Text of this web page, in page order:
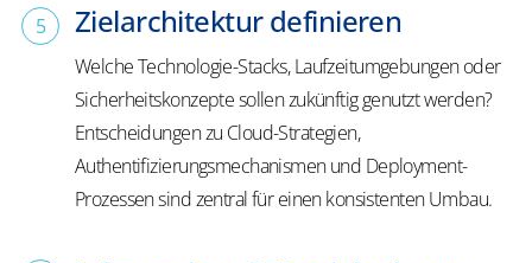
Zielarchitektur definieren
Welche Technologie-Stacks, Laufzeitumgebungen oder
Sicherheitskonzepte sollen zukünftig genutzt werden?
Entscheidungen zu Cloud-Strategien,
Authentifizierungsmechanismen und Deployment-
Prozessen sind zentral für einen konsistenten Umbau.